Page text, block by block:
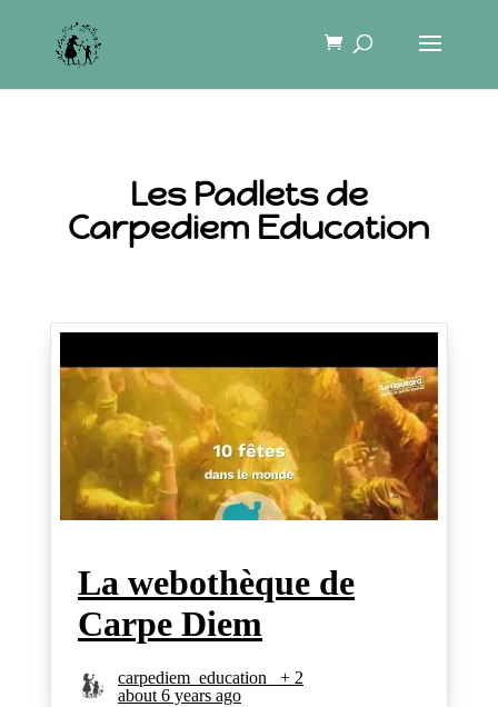
Les Padlets de
Carpediem Education